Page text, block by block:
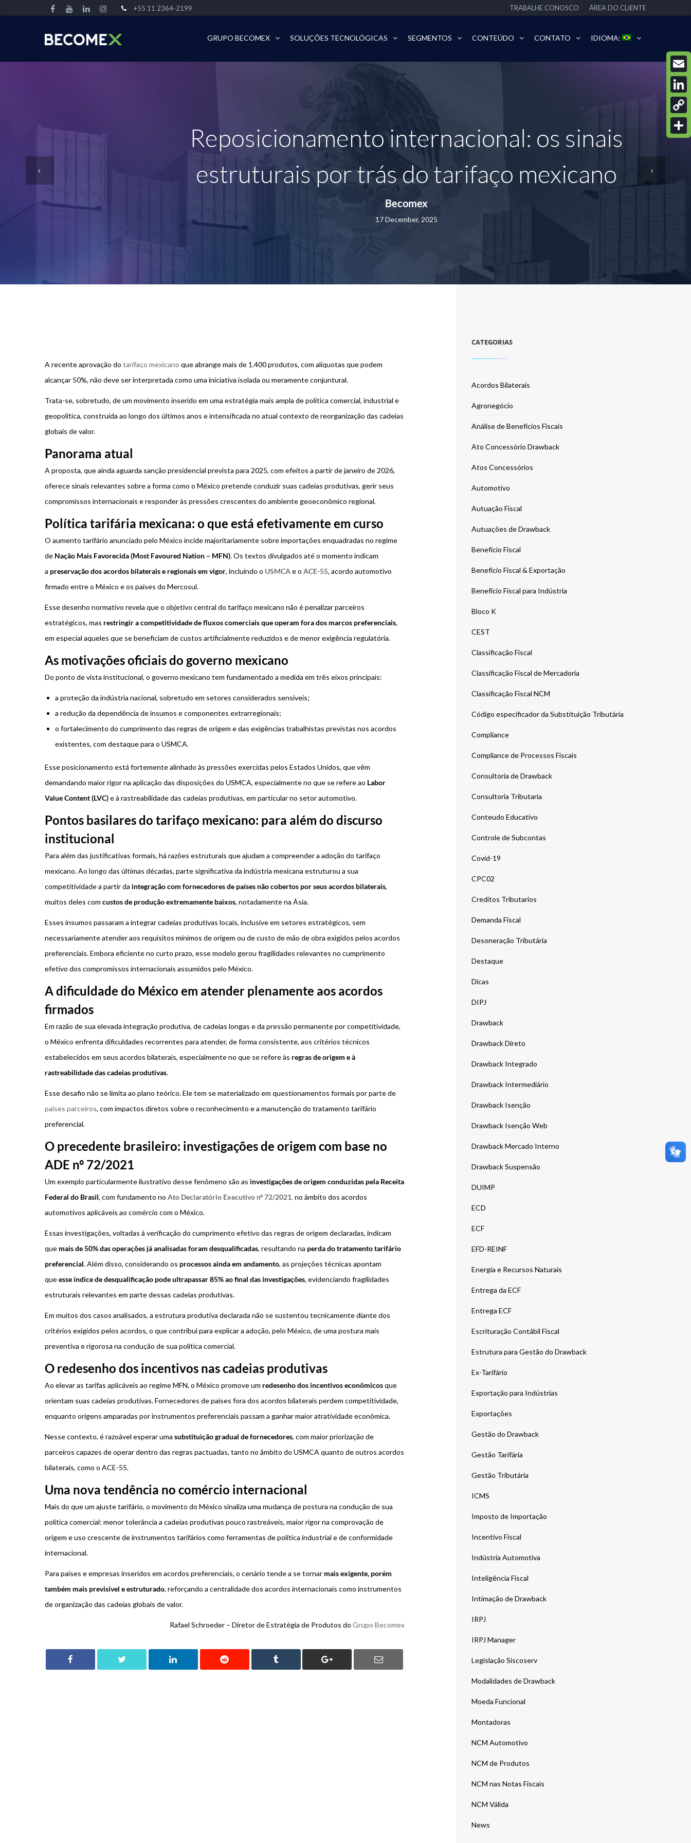
+55 11 2364-2199 TRABALHE CONOSCO ÁREA DO CLIENTE
GRUPO BECOMEX SOLUÇÕES TECNOLÓGICAS SEGMENTOS CONTEÚDO CONTATO IDIOMA:
Reposicionamento internacional: os sinais
estruturais por trás do tarifaço mexicano
Becomex
17 December, 2025
A recente aprovação do tarifaço mexicano que abrange mais de 1.400 produtos, com alíquotas que podem
alcançar 50%, não deve ser interpretada como uma iniciativa isolada ou meramente conjuntural.
Trata-se, sobretudo, de um movimento inserido em uma estratégia mais ampla de política comercial, industrial e
geopolítica, construída ao longo dos últimos anos e intensificada no atual contexto de reorganização das cadeias
globais de valor.
Panorama atual
A proposta, que ainda aguarda sanção presidencial prevista para 2025, com efeitos a partir de janeiro de 2026,
oferece sinais relevantes sobre a forma como o México pretende conduzir suas cadeias produtivas, gerir seus
compromissos internacionais e responder às pressões crescentes do ambiente geoeconômico regional.
Política tarifária mexicana: o que está efetivamente em curso
O aumento tarifário anunciado pelo México incide majoritariamente sobre importações enquadradas no regime
de Nação Mais Favorecida (Most Favoured Nation – MFN). Os textos divulgados até o momento indicam
a preservação dos acordos bilaterais e regionais em vigor, incluindo o USMCAe o ACE-55, acordo automotivo
firmado entre o México e os países do Mercosul.
Esse desenho normativo revela que o objetivo central do tarifaço mexicano não é penalizar parceiros
estratégicos, mas restringir a competitividade de fluxos comerciais que operam fora dos marcos preferenciais,
em especial aqueles que se beneficiam de custos artificialmente reduzidos e de menor exigência regulatória.
As motivações oficiais do governo mexicano
Do ponto de vista institucional, o governo mexicano tem fundamentado a medida em três eixos principais:
a proteção da indústria nacional, sobretudo em setores considerados sensíveis;
a redução da dependência de insumos e componentes extrarregionais;
o fortalecimento do cumprimento das regras de origem e das exigências trabalhistas previstas nos acordos
existentes, com destaque para o USMCA.
Esse posicionamento está fortemente alinhado às pressões exercidas pelos Estados Unidos, que vêm
demandando maior rigor na aplicação das disposições do USMCA, especialmente no que se refere ao Labor
Value Content (LVC)e à rastreabilidade das cadeias produtivas, em particular no setor automotivo.
Pontos basilares do tarifaço mexicano: para além do discurso
institucional
Para além das justificativas formais, há razões estruturais que ajudam a compreender a adoção do tarifaço
mexicano. Ao longo das últimas décadas, parte significativa da indústria mexicana estruturou a sua
competitividade a partir da integração com fornecedores de países não cobertos por seus acordos bilaterais,
muitos deles com custos de produção extremamente baixos, notadamente na Ásia.
Esses insumos passaram a integrar cadeias produtivas locais, inclusive em setores estratégicos, sem
necessariamente atender aos requisitos mínimos de origem ou de custo de mão de obra exigidos pelos acordos
preferenciais. Embora eficiente no curto prazo, esse modelo gerou fragilidades relevantes no cumprimento
efetivo dos compromissos internacionais assumidos pelo México.
A dificuldade do México em atender plenamente aos acordos
firmados
Em razão de sua elevada integração produtiva, de cadeias longas e da pressão permanente por competitividade,
o México enfrenta dificuldades recorrentes para atender, de forma consistente, aos critérios técnicos
estabelecidos em seus acordos bilaterais, especialmente no que se refere às regras de origem e à
rastreabilidade das cadeias produtivas.
Esse desafio não se limita ao plano teórico. Ele tem se materializado em questionamentos formais por parte de
países parceiros, com impactos diretos sobre o reconhecimento e a manutenção do tratamento tarifário
preferencial.
O precedente brasileiro: investigações de origem com base no
ADE nº 72/2021
Um exemplo particularmente ilustrativo desse fenômeno são as investigações de origem conduzidas pela Receita
Federal do Brasil, com fundamento no Ato Declaratório Executivo nº 72/2021, no âmbito dos acordos
automotivos aplicáveis ao comércio com o México.
Essas investigações, voltadas à verificação do cumprimento efetivo das regras de origem declaradas, indicam
que mais de 50% das operações já analisadas foram desqualificadas, resultando na perda do tratamento tarifário
preferencial. Além disso, considerando os processos ainda em andamento, as projeções técnicas apontam
queesse índice de desqualificação pode ultrapassar 85% ao final das investigações, evidenciando fragilidades
estruturais relevantes em parte dessas cadeias produtivas.
Em muitos dos casos analisados, a estrutura produtiva declarada não se sustentou tecnicamente diante dos
critérios exigidos pelos acordos, o que contribui para explicar a adoção, pelo México, de uma postura mais
preventiva e rigorosa na condução de sua política comercial.
O redesenho dos incentivos nas cadeias produtivas
Ao elevar as tarifas aplicáveis ao regime MFN, o México promove um redesenho dos incentivos econômicosque
orientam suas cadeias produtivas. Fornecedores de países fora dos acordos bilaterais perdem competitividade,
enquanto origens amparadas por instrumentos preferenciais passam a ganhar maior atratividade econômica.
Nesse contexto, é razoável esperar uma substituição gradual de fornecedores, com maior priorização de
parceiros capazes de operar dentro das regras pactuadas, tanto no âmbito do USMCA quanto de outros acordos
bilaterais, como o ACE-55.
Uma nova tendência no comércio internacional
Mais do que um ajuste tarifário, o movimento do México sinaliza uma mudança de postura na condução de sua
política comercial: menor tolerância a cadeias produtivas pouco rastreáveis, maior rigor na comprovação de
origem e uso crescente de instrumentos tarifários como ferramentas de política industrial e de conformidade
internacional.
Para países e empresas inseridos em acordos preferenciais, o cenário tende a se tornar mais exigente, porém
também mais previsível e estruturado, reforçando a centralidade dos acordos internacionais como instrumentos
de organização das cadeias globais de valor.
Rafael Schroeder – Diretor de Estratégia de Produtos do Grupo Becomex
CATEGORIAS
Acordos Bilaterais
Agronegócio
Análise de Benefícios Fiscais
Ato Concessório Drawback
Atos Concessórios
Automotivo
Autuação Fiscal
Autuações de Drawback
Benefício Fiscal
Benefício Fiscal & Exportação
Benefício Fiscal para Indústria
Bloco K
CEST
Classificação Fiscal
Classificação Fiscal de Mercadoria
Classificação Fiscal NCM
Código especificador da Substituição Tributária
Compliance
Compliance de Processos Fiscais
Consultoria de Drawback
Consultoria Tributaria
Conteudo Educativo
Controle de Subcontas
Covid-19
CPC02
Creditos Tributarios
Demanda Fiscal
Desoneração Tributária
Destaque
Dicas
DIPJ
Drawback
Drawback Direto
Drawback Integrado
Drawback Intermediário
Drawback Isenção
Drawback Isenção Web
Drawback Mercado Interno
Drawback Suspensão
DUIMP
ECD
ECF
EFD-REINF
Energia e Recursos Naturais
Entrega da ECF
Entrega ECF
Escrituração Contábil Fiscal
Estrutura para Gestão do Drawback
Ex-Tarifário
Exportação para Indústrias
Exportações
Gestão do Drawback
Gestão Tarifária
Gestão Tributária
ICMS
Imposto de Importação
Incentivo Fiscal
Indústria Automotiva
Inteligência Fiscal
Intimação de Drawback
IRPJ
IRPJ Manager
Legislação Siscoserv
Modalidades de Drawback
Moeda Funcional
Montadoras
NCM Automotivo
NCM de Produtos
NCM nas Notas Fiscais
NCM Válida
News
Email
Copy
Link